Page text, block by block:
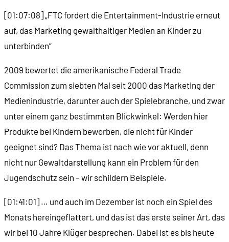
[01:07:08] „FTC fordert die Entertainment-Industrie erneut
auf, das Marketing gewalthaltiger Medien an Kinder zu
unterbinden“
2009 bewertet die amerikanische Federal Trade
Commission zum siebten Mal seit 2000 das Marketing der
Medienindustrie, darunter auch der Spielebranche, und zwar
unter einem ganz bestimmten Blickwinkel: Werden hier
Produkte bei Kindern beworben, die nicht für Kinder
geeignet sind? Das Thema ist nach wie vor aktuell, denn
nicht nur Gewaltdarstellung kann ein Problem für den
Jugendschutz sein – wir schildern Beispiele.
[01:41:01] … und auch im Dezember ist noch ein Spiel des
Monats hereingeflattert, und das ist das erste seiner Art, das
wir bei 10 Jahre Klüger besprechen. Dabei ist es bis heute